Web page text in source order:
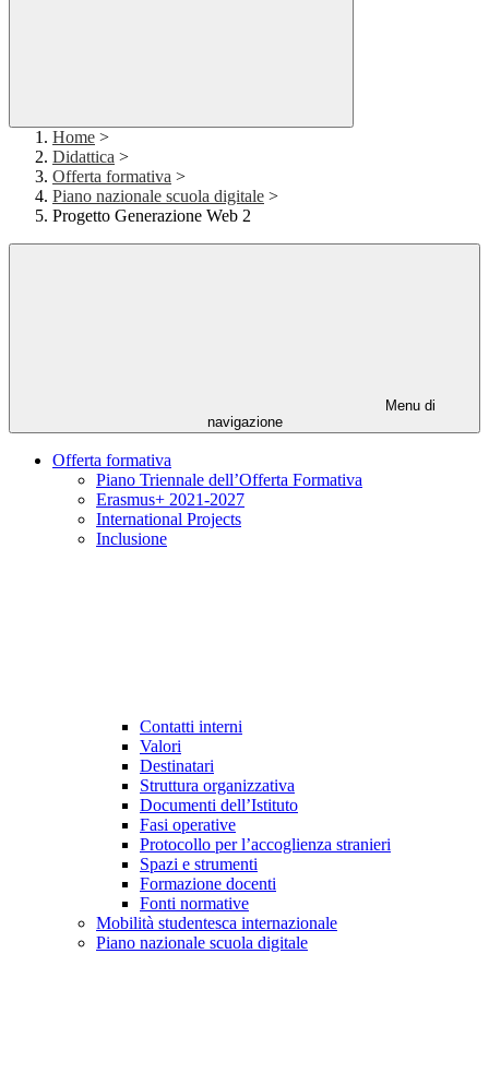
Home >
Didattica >
Offerta formativa >
Piano nazionale scuola digitale >
Progetto Generazione Web 2
Menu di
navigazione
Offerta formativa
Piano Triennale dell’Offerta Formativa
Erasmus+ 2021-2027
International Projects
Inclusione
Contatti interni
Valori
Destinatari
Struttura organizzativa
Documenti dell’Istituto
Fasi operative
Protocollo per l’accoglienza stranieri
Spazi e strumenti
Formazione docenti
Fonti normative
Mobilità studentesca internazionale
Piano nazionale scuola digitale